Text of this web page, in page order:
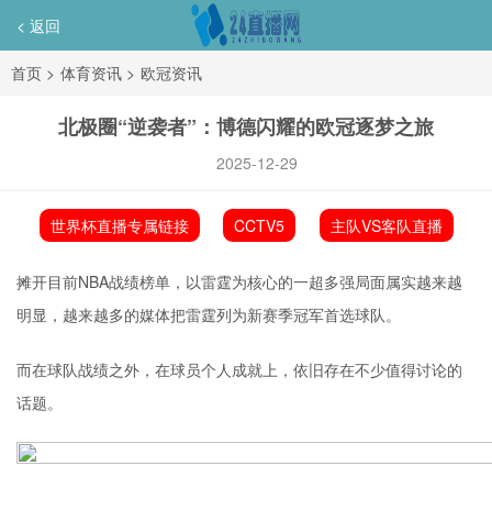
< 返回
首页 > 体育资讯 > 欧冠资讯
北极圈“逆袭者”：博德闪耀的欧冠逐梦之旅
2025-12-29
世界杯直播专属链接 CCTV5 主队VS客队直播
摊开目前NBA战绩榜单，以雷霆为核心的一超多强局面属实越来越
明显，越来越多的媒体把雷霆列为新赛季冠军首选球队。
而在球队战绩之外，在球员个人成就上，依旧存在不少值得讨论的
话题。